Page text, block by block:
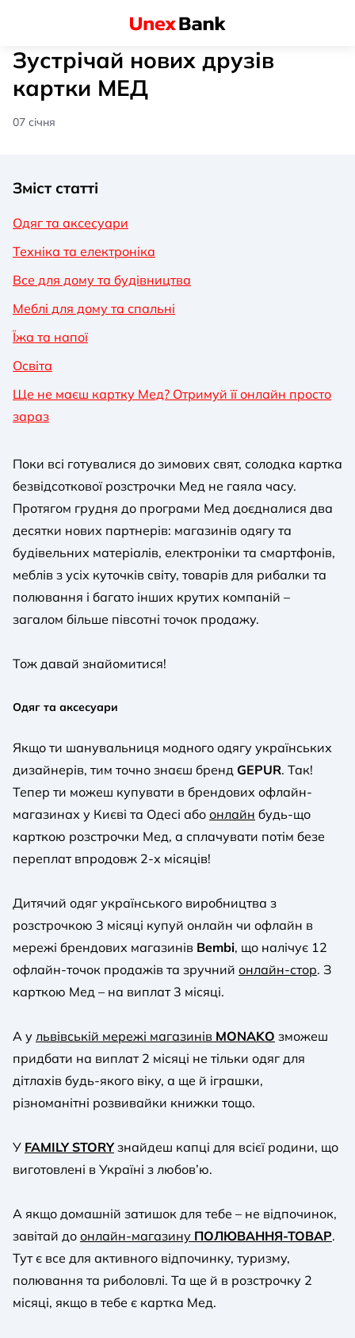
Зустрічай нових друзів
картки МЕД
07 січня
Поки всі готувалися до зимових свят, солодка картка
безвідсоткової розстрочки Мед не гаяла часу.
Протягом грудня до програми Мед доєдналися два
десятки нових партнерів: магазинів одягу та
будівельних матеріалів, електроніки та смартфонів,
меблів з усіх куточків світу, товарів для рибалки та
полювання і багато інших крутих компаній –
загалом більше півсотні точок продажу.
Тож давай знайомитися!
Одяг та аксесуари
Якщо ти шанувальниця модного одягу українських
дизайнерів, тим точно знаєш бренд GEPUR. Так!
Тепер ти можеш купувати в брендових офлайн-
магазинах у Києві та Одесі або онлайн будь-що
карткою розстрочки Мед, а сплачувати потім безе
переплат впродовж 2-х місяців!
Дитячий одяг українського виробництва з
розстрочкою 3 місяці купуй онлайн чи офлайн в
мережі брендових магазинів Bembi, що налічує 12
офлайн-точок продажів та зручний онлайн-стор. З
карткою Мед – на виплат 3 місяці.
А у львівській мережі магазинів MONAKO зможеш
придбати на виплат 2 місяці не тільки одяг для
дітлахів будь-якого віку, а ще й іграшки,
різноманітні розвивайки книжки тощо.
У FAMILY STORYзнайдеш капці для всієї родини, що
виготовлені в Україні з любов’ю.
А якщо домашній затишок для тебе – не відпочинок,
завітай до онлайн-магазину ПОЛЮВАННЯ-ТОВАР.
Тут є все для активного відпочинку, туризму,
полювання та риболовлі. Та ще й в розстрочку 2
місяці, якщо в тебе є картка Мед.
Зміст статті
Одяг та аксесуари
Техніка та електроніка
Все для дому та будівництва
Меблі для дому та спальні
Їжа та напої
Освіта
Ще не маєш картку Мед? Отримуй її онлайн просто
зараз